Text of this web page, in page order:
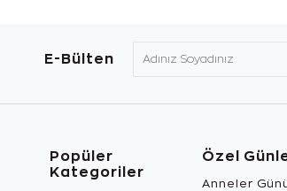
E-Bülten
Popüler
Kategoriler
Özel
Anneler